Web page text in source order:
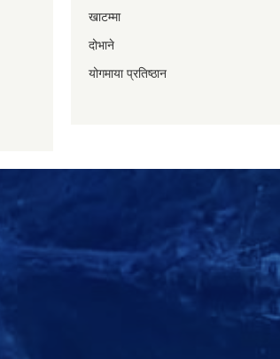
खाटम्मा
दोभाने
योगमाया प्रतिष्ठान